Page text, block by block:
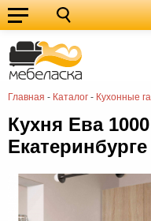
Главная - Каталог - Кухонные
Кухонные
гарнитуры
Мебель
для
кухни
Мебель
для
спальни
Кровати
Шкафы
Диваны
Мягкая
мебель
Детская
Кухня Ева
Екатеринбурге